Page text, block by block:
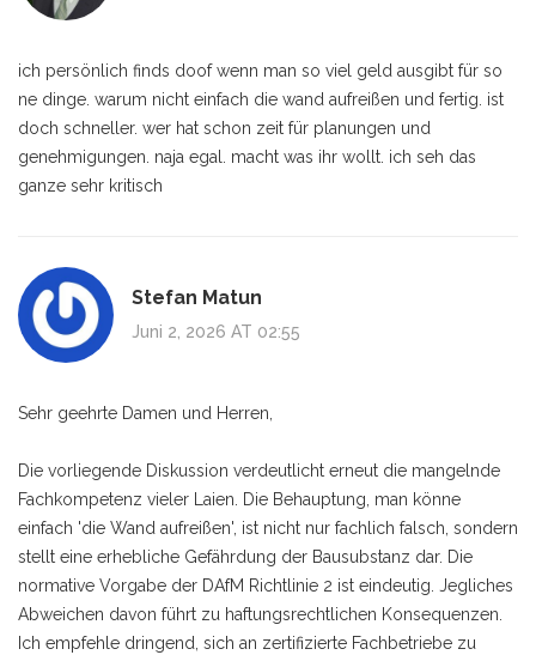
ich persönlich finds doof wenn man so viel geld ausgibt für so
ne dinge. warum nicht einfach die wand aufreißen und fertig. ist
doch schneller. wer hat schon zeit für planungen und
genehmigungen. naja egal. macht was ihr wollt. ich seh das
ganze sehr kritisch
Stefan Matun
Juni 2, 2026 AT 02:55
Sehr geehrte Damen und Herren,
Die vorliegende Diskussion verdeutlicht erneut die mangelnde
Fachkompetenz vieler Laien. Die Behauptung, man könne
einfach 'die Wand aufreißen', ist nicht nur fachlich falsch, sondern
stellt eine erhebliche Gefährdung der Bausubstanz dar. Die
normative Vorgabe der DAfM Richtlinie 2 ist eindeutig. Jegliches
Abweichen davon führt zu haftungsrechtlichen Konsequenzen.
Ich empfehle dringend, sich an zertifizierte Fachbetriebe zu